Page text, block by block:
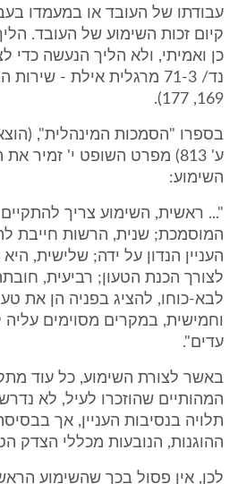
עבודתו של העובד או במעמדו
קיום זכות השימוע של העובד.
כן ואמיתי, ולא הליך הנעשה כדי
נד/ 71-3 מרגלית אילת -
169, 177).
ע' 813) מפרט השופט י' זמיר
השימוע:
"... ראשית, השימוע צריך
המוסמכת; שנית, הרשות חייבת
העניין הנדון על ידה; שלישית,
לצורך הכנת הטעון; רביעית,
לבא-כוחו, להציג בפניה הן את
וחמישית, במקרים מסוימים
עדים".
באשר לצורת השימוע, כל עוד
המהותיים שהוזכרו לעיל, לא
תלויה בנסיבות העניין, אך
ההוגנות, הנובעות מכללי הצדק
לכן, אין פסול בכך שהשימוע